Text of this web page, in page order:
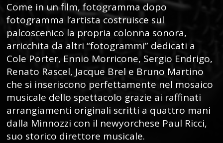
Come in un film, fotogramma dopo
fotogramma l’artista costruisce sul
palcoscenico la propria colonna sonora,
arricchita da altri “fotogrammi” dedicati a
Cole Porter, Ennio Morricone, Sergio Endrigo,
Renato Rascel, Jacque Brel e Bruno Martino
che si inseriscono perfettamente nel mosaico
musicale dello spettacolo grazie ai raffinati
arrangiamenti originali scritti a quattro mani
dalla Minnozzi con il newyorchese Paul Ricci,
suo storico direttore musicale.